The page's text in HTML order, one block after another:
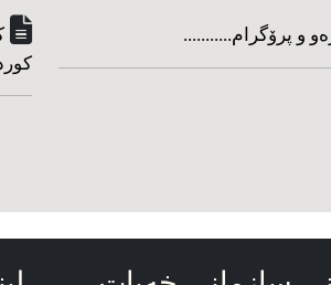
و پرۆگرام...........